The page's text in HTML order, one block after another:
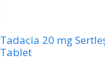
Tadacia 20 mg
Tablet